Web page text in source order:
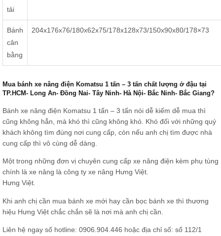
tải
Bánh
cân
bằng
204x176x76/180x62x75/178x128x73/150x90x80/178×73
Mua bánh xe nâng điện Komatsu 1 tấn – 3 tấn chất lượng ở đậu tại
TP.HCM- Long An- Đồng Nai- Tây Ninh- Hà Nội- Bắc Ninh- Bắc Giang?
Bánh xe nâng điện Komatsu 1 tấn – 3 tấn nói dễ kiếm dễ mua thì
cũng không hẳn, mà khó thì cũng không khó. Khó đối với những quý
khách không tìm đúng nơi cung cấp, còn nếu anh chị tìm được nhà
cung cấp thì vô cùng dễ dàng.
Một trong những đơn vị chuyên cung cấp xe nâng điện kèm phụ tùng
chính là xe nâng là công ty xe nâng Hưng Việt.
Hưng Việt.
Khi anh chị cần mua bánh xe mới hay cần bọc bánh xe thì thương
hiệu Hưng Việt chắc chắn sẽ là nơi mà anh chị cần.
Liên hệ ngay số hotline: 0906.904.446 hoặc địa chỉ số: số 112/1